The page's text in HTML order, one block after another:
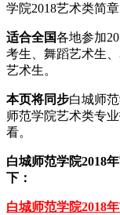
学院2018艺术类简
适合全国各地参加
考生、舞蹈艺术生
艺术生。
本页将同步白城师
师范学院艺术类专
看。
白城师范学院2018
下：
白城师范学院2018